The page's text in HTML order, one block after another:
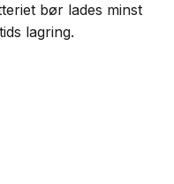
bør lades minst
lagring.